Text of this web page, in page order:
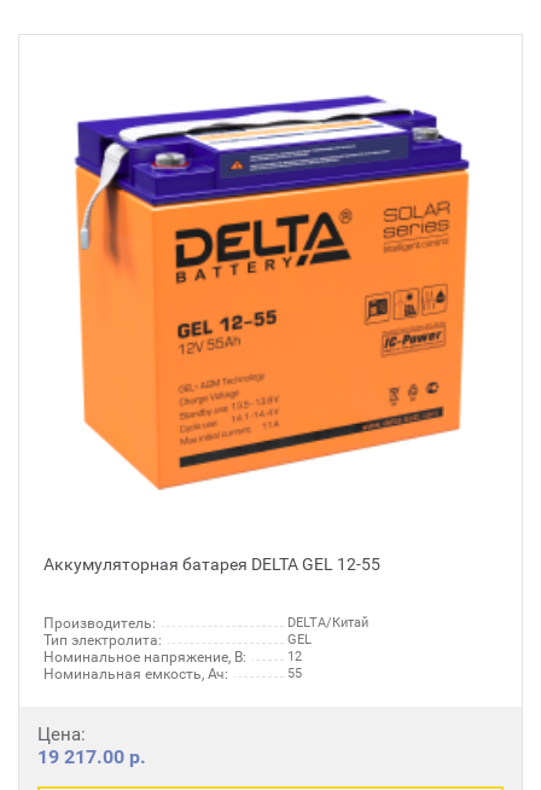
Аккумуляторная батарея DELTA GEL 12-55
Производитель: DELTA/Китай
Тип электролита: GEL
Номинальное напряжение, В: 12
Номинальная емкость, Ач: 55
Цена:
19 217.00 р.